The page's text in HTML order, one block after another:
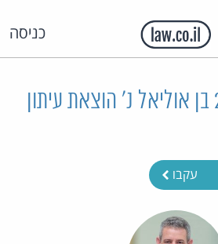
כניסה
ת"צ 28725-07-15 בן אוליאל נ' הוצאת עיתון
עקבו